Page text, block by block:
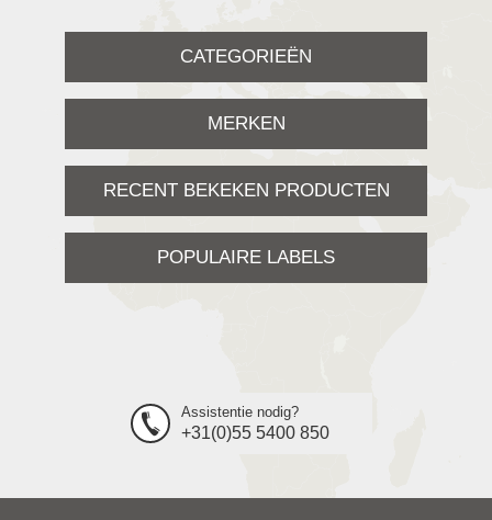
CATEGORIEËN
MERKEN
RECENT BEKEKEN PRODUCTEN
POPULAIRE LABELS
Assistentie nodig?
+31(0)55 5400 850